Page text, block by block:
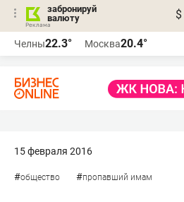
забронируй
валюту
$
Челны22.3° Москва20.4°
15 февраля 2016
#общество #пропавший имам